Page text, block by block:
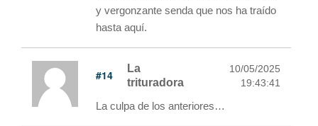
y vergonzante senda que nos ha traído
hasta aquí.
#14
La
trituradora
10/05/2025
19:43:41
La culpa de los anteriores…